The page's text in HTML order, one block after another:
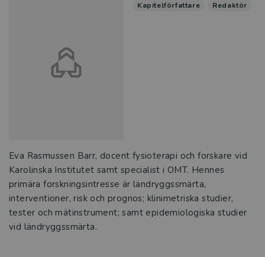
Kapitelförfattare Redaktör
Eva Rasmussen Barr, docent fysioterapi och forskare vid
Karolinska Institutet samt specialist i OMT. Hennes
primära forskningsintresse är ländryggssmärta,
interventioner, risk och prognos; klinimetriska studier,
tester och mätinstrument; samt epidemiologiska studier
vid ländryggssmärta.